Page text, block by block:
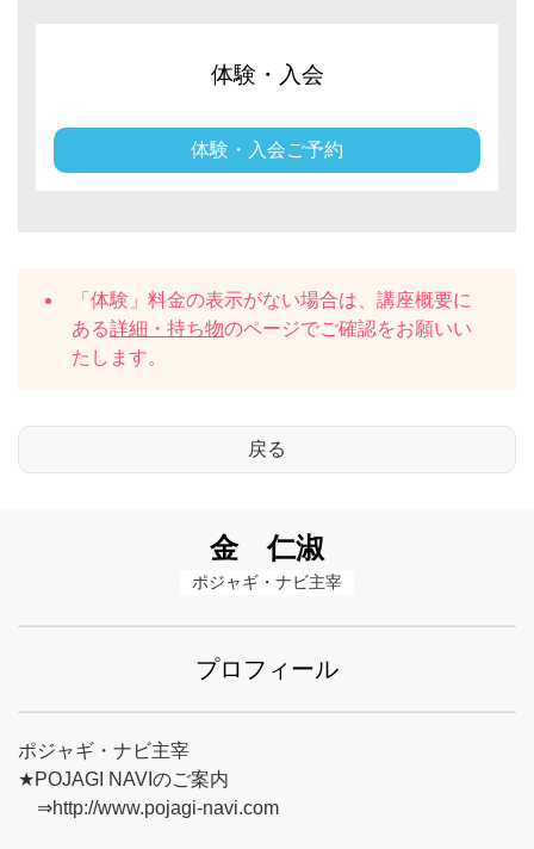
体験・入会
体験・入会ご予約
「体験」料金の表示がない場合は、講座概要に
ある詳細・持ち物のページでご確認をお願いい
たします。
金 仁淑
ポジャギ・ナビ主宰
プロフィール
ポジャギ・ナビ主宰
★POJAGI NAVIのご案内
⇒http://www.pojagi-navi.com